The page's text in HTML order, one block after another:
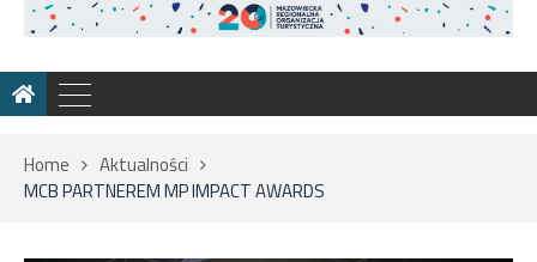
Home
Aktualności
MCB PARTNEREM MP IMPACT AWARDS